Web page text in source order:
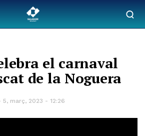
el carnaval
de la Noguera
5, març, 2023 - 12:26